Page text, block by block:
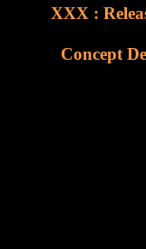
XXX :
Concept